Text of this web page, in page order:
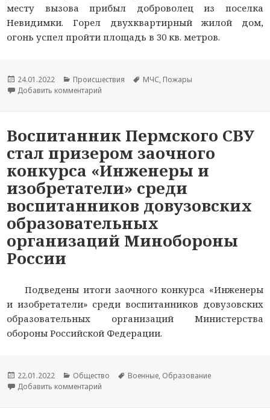
месту вызова прибыл доброволец из поселка
Невидимки. Горел двухквартирный жилой дом,
огонь успел пройти площадь в 30 кв. метров.
Опубликовано
24.01.2022 Рубрики
Происшествия Метки
МЧС, Пожары
Добавить комментарий
Воспитанник Пермского СВУ
стал призером заочного
конкурса «Инженеры и
изобретатели» среди
воспитанников довузовских
образовательных
организаций Минобороны
России
Подведены итоги заочного конкурса «Инженеры
и изобретатели» среди воспитанников довузовских
образовательных организаций Министерства
обороны Российской Федерации.
Опубликовано
22.01.2022 Рубрики
Общество Метки
Военные, Образование
Добавить комментарий